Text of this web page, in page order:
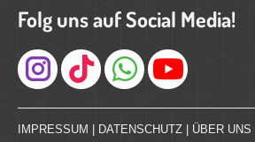
Folg uns auf Social Media!
Instagram
IMPRESSUM | DATENSCHUTZ | ÜBER UNS